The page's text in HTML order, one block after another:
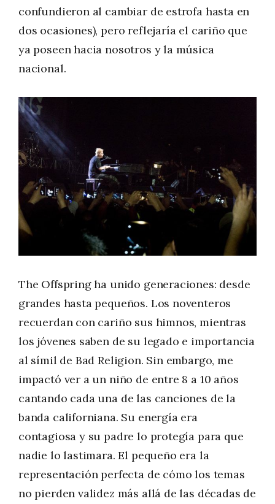
confundieron al cambiar de estrofa hasta en
dos ocasiones), pero reflejaría el cariño que
ya poseen hacia nosotros y la música
nacional.
The Offspring ha unido generaciones: desde
grandes hasta pequeños. Los noventeros
recuerdan con cariño sus himnos, mientras
los jóvenes saben de su legado e importancia
al símil de Bad Religion. Sin embargo, me
impactó ver a un niño de entre 8 a 10 años
cantando cada una de las canciones de la
banda californiana. Su energía era
contagiosa y su padre lo protegía para que
nadie lo lastimara. El pequeño era la
representación perfecta de cómo los temas
no pierden validez más allá de las décadas de